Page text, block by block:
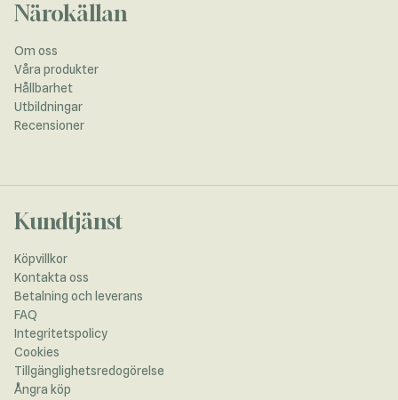
Närokällan
Om oss
Våra produkter
Hållbarhet
Utbildningar
Recensioner
Kundtjänst
Köpvillkor
Kontakta oss
Betalning och leverans
FAQ
Integritetspolicy
Cookies
Tillgänglighetsredogörelse
Ångra köp